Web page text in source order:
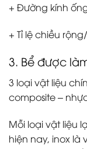
+ Đường kính
+ Tỉ lệ chiều
3. Bể được
3 loại vật liệu
composite –
Mỗi loại vật liệu
hiện nay, inox là